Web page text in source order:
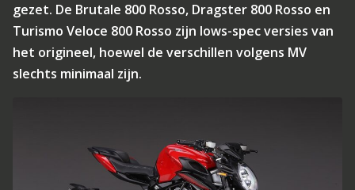
gezet. De Brutale 800 Rosso, Dragster 800 Rosso en
Turismo Veloce 800 Rosso zijn lows-spec versies van
het origineel, hoewel de verschillen volgens MV
slechts minimaal zijn.